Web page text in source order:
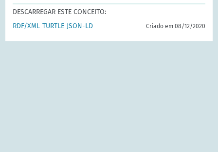
DESCARREGAR ESTE CONCEITO:
RDF/XML TURTLE JSON-LD Criado em 08/12/2020